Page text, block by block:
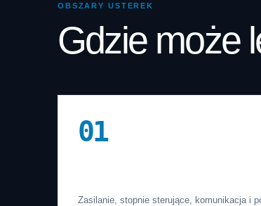
OBSZARY USTEREK
Gdzie może
01
Zasilanie, stopnie sterujące, komunikacja i